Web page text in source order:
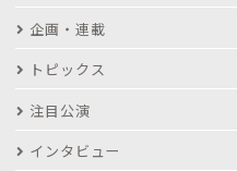
企画・連載
トピックス
注目公演
インタビュー